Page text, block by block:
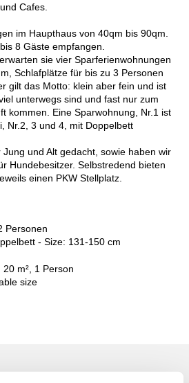
Cafes.
im Haupthaus von 40qm bis 90qm.
8 Gäste empfangen.
sie vier Sparferienwohnungen
Schlafplätze für bis zu 3 Personen
gilt das Motto: klein aber fein und ist
unterwegs sind und fast nur zum
kommen. Eine Sparwohnung, Nr.1 ist
Nr.2, 3 und 4, mit Doppelbett
und Alt gedacht, sowie haben wir
Hundebesitzer. Selbstredend bieten
einen PKW Stellplatz.
Personen
- Size: 131-150 cm
m², 1 Person
size